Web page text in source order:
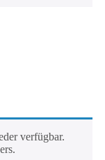
verfügbar.